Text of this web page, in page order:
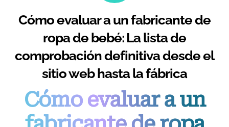
Cómo evaluar a un fabricante de
ropa de bebé: La lista de
comprobación definitiva desde el
sitio web hasta la fábrica
Cómo evaluar a un